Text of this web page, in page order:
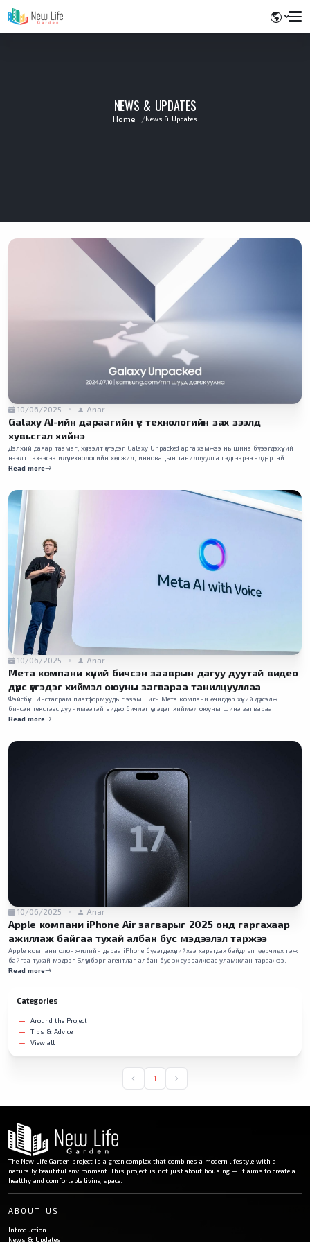
NEWS & UPDATES
Home News & Updates
10/06/2025 Anar
Galaxy AI-ийн дараагийн үе технологийн зах зээлд
хувьсгал хийнэ
Дэлхий даяар таамаг, хүлээлт үүсгэдэг Galaxy Unpacked арга хэмжээ нь шинэ бүтээгдэхүүний
нээлт гэхээсээ илүү технологийн хөгжил, инновацын танилцуулга гэдгээрээ алдартай.
Read more
10/06/2025 Anar
Мета компани хүний бичсэн зааврын дагуу дуутай видео
дүрс үүсгэдэг хиймэл оюуны загвараа танилцууллаа
Фэйсбүүк, Инстаграм платформуудыг эзэмшигч Мета компани өчигдөр хүний дүрсэлж
бичсэн текстээс дуу чимээтэй видео бичлэг үүсгэдэг хиймэл оюуны шинэ загвараа
танилцуулжээ.
Read more
10/06/2025 Anar
Apple компани iPhone Air загварыг 2025 онд гаргахаар
ажиллаж байгаа тухай албан бус мэдээлэл таржээ
Apple компани олон жилийн дараа iPhone бүтээгдэхүүнийхээ харагдах байдлыг өөрчлөх гэж
байгаа тухай мэдээг Блүүмбэрг агентлаг албан бус эх сурвалжаас уламжлан тараажээ.
Read more
Categories
Around the Project
Tips & Advice
View all
1
The New Life Garden project is a green complex that combines a modern lifestyle with a
naturally beautiful environment. This project is not just about housing — it aims to create a
healthy and comfortable living space.
ABOUT US
Introduction
News & Updates